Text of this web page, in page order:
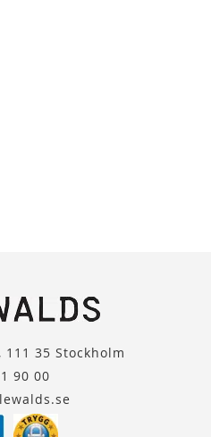
111 35 Stockholm
90 00